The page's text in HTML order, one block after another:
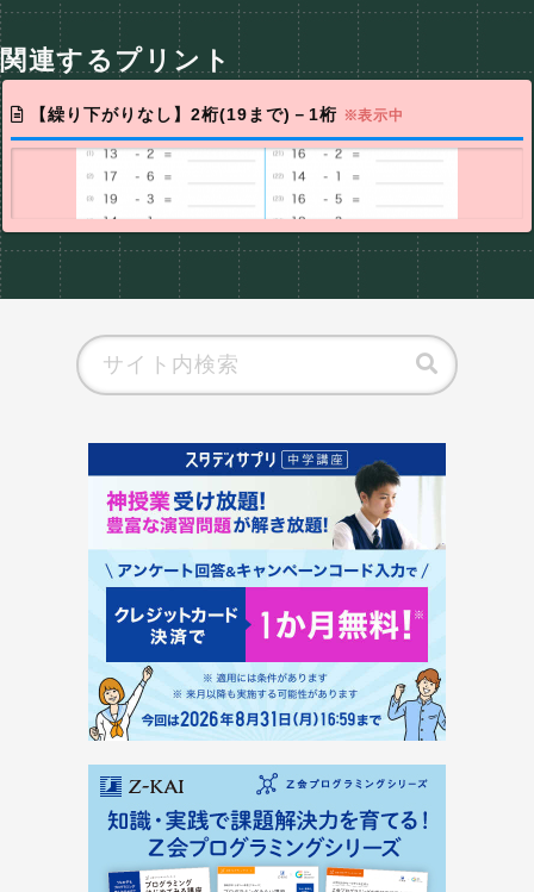
関連するプリント
【繰り下がりなし】2桁(19まで)－1桁 ※表示中